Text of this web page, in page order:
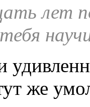
лет
же